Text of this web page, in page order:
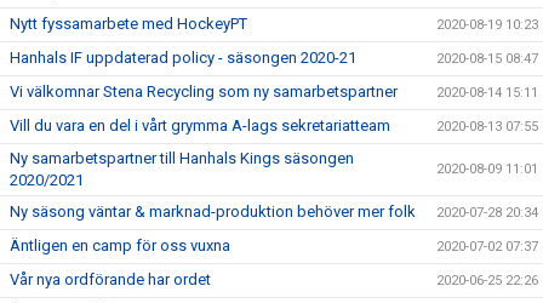
Nytt fyssamarbete med HockeyPT 2020-08-19 10:23
Hanhals IF uppdaterad policy - säsongen 2020-21 2020-08-15 08:47
Vi välkomnar Stena Recycling som ny samarbetspartner 2020-08-14 15:11
Vill du vara en del i vårt grymma A-lags sekretariatteam 2020-08-13 07:55
Ny samarbetspartner till Hanhals Kings säsongen
2020/2021
2020-08-09 11:01
Ny säsong väntar & marknad-produktion behöver mer folk 2020-07-28 20:34
Äntligen en camp för oss vuxna 2020-07-02 07:37
Vår nya ordförande har ordet 2020-06-25 22:26